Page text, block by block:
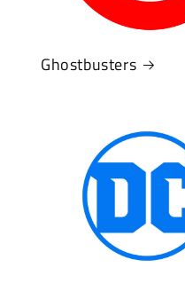
Ghostbusters